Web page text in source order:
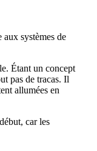
systèmes de
Étant un concept
pas de tracas. Il
allumées en
car les